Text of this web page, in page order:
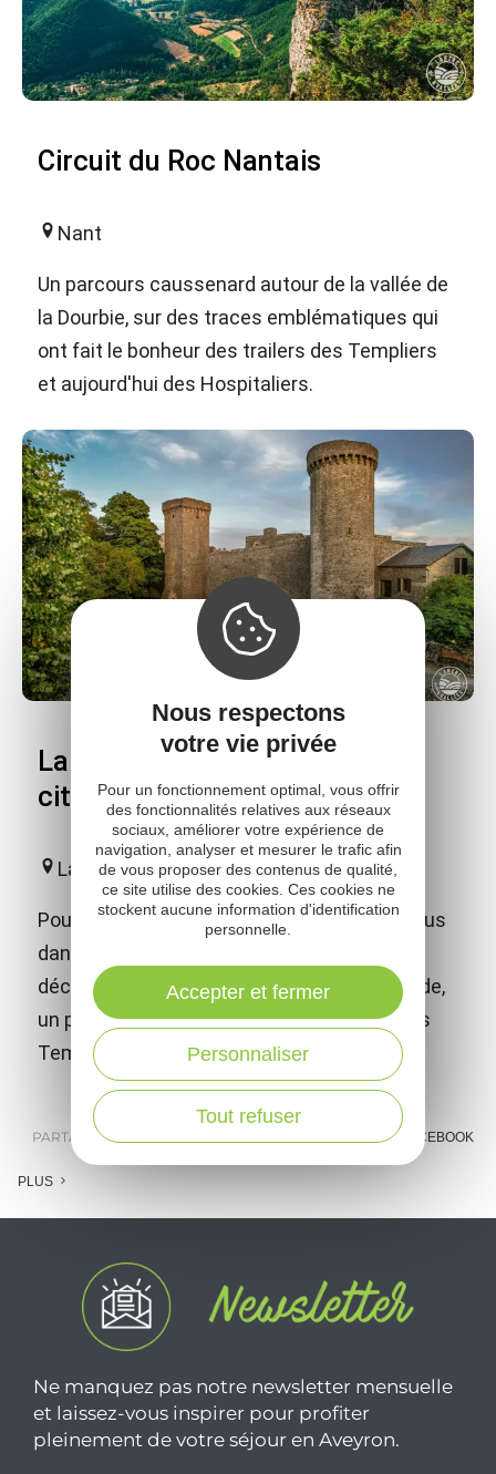
Circuit du Roc Nantais
Nant
Un parcours caussenard autour de la vallée de
la Dourbie, sur des traces emblématiques qui
ont fait le bonheur des trailers des Templiers
et aujourd'hui des Hospitaliers.
La Couvertoirade - visite de la
cité Templière Hospitalière
La Couvertoirade
Poussez les portes du temps et plongez-vous
dans la vie de cette cité médiévale ! Vous
découvrirez, seul ou accompagné d'une guide,
un patrimoine exceptionnel construit par les
Templiers puis les Hospitaliers.
PARTAGER : FACEBOOK
PLUS
Ne manquez pas notre newsletter mensuelle
et laissez-vous inspirer pour profiter
pleinement de votre séjour en Aveyron.
Nous respectons
votre vie privée
Pour un fonctionnement optimal, vous offrir
des fonctionnalités relatives aux réseaux
sociaux, améliorer votre expérience de
navigation, analyser et mesurer le trafic afin
de vous proposer des contenus de qualité,
ce site utilise des cookies. Ces cookies ne
stockent aucune information d'identification
personnelle.
Tout refuser
Personnaliser
Accepter et fermer